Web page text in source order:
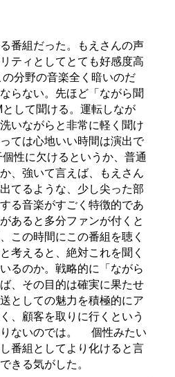
番組だった。もえさんの声
ティとしてとても好感度高
分野の音楽全く暗いのだ
らない。先ほど「ながら聞
して聞ける。運転しなが
いながらと非常に軽く聞け
ては心地いい時間は演出で
性に欠けるというか、普通
、強いて言えば、もえさん
てるような、少し尖った部
る音楽がすごく特徴的であ
あると多分ファンが付くと
この時間にこの番組を聴く
考えると、絶対これを聞く
るのか。戦略的に「ながら
、その目的は確実に果たせ
としての魅力を積極的にア
、顧客を取りに行くという
ないのでは。
個性みたい
番組としてより化けると言
きる気がした。